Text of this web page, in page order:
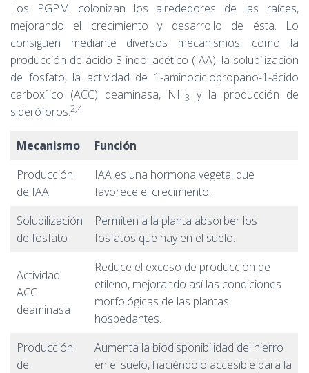
Los PGPM colonizan los alrededores de las raíces,
mejorando el crecimiento y desarrollo de ésta. Lo
consiguen mediante diversos mecanismos, como la
producción de ácido 3-indol acético (IAA), la solubilización
de fosfato, la actividad de 1-aminociclopropano-1-ácido
carboxílico (ACC) deaminasa, NH3
y la producción de
sideróforos.2,4
Mecanismo
Función
Producción
de IAA
IAA es una hormona vegetal que
favorece el crecimiento.
Solubilización
de fosfato
Permiten a la planta absorber los
fosfatos que hay en el suelo.
Actividad
ACC
deaminasa
Reduce el exceso de producción de
etileno, mejorando así las condiciones
morfológicas de las plantas
hospedantes.
Producción
de
Aumenta la biodisponibilidad del hierro
en el suelo, haciéndolo accesible para la